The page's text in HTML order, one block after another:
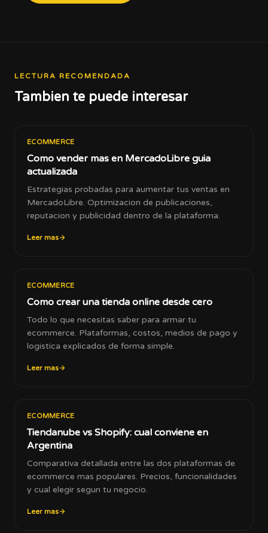
LECTURA RECOMENDADA
Tambien te puede interesar
ECOMMERCE
Como vender mas en MercadoLibre guia
actualizada
Estrategias probadas para aumentar tus ventas en
MercadoLibre. Optimizacion de publicaciones,
reputacion y publicidad dentro de la plataforma.
Leer mas
ECOMMERCE
Como crear una tienda online desde cero
Todo lo que necesitas saber para armar tu
ecommerce. Plataformas, costos, medios de pago y
logistica explicados de forma simple.
Leer mas
ECOMMERCE
Tiendanube vs Shopify: cual conviene en
Argentina
Comparativa detallada entre las dos plataformas de
ecommerce mas populares. Precios, funcionalidades
y cual elegir segun tu negocio.
Leer mas